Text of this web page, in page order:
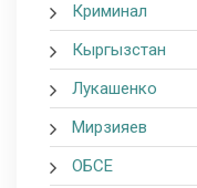
Криминал
Кыргызстан
Лукашенко
Мирзияев
ОБСЕ